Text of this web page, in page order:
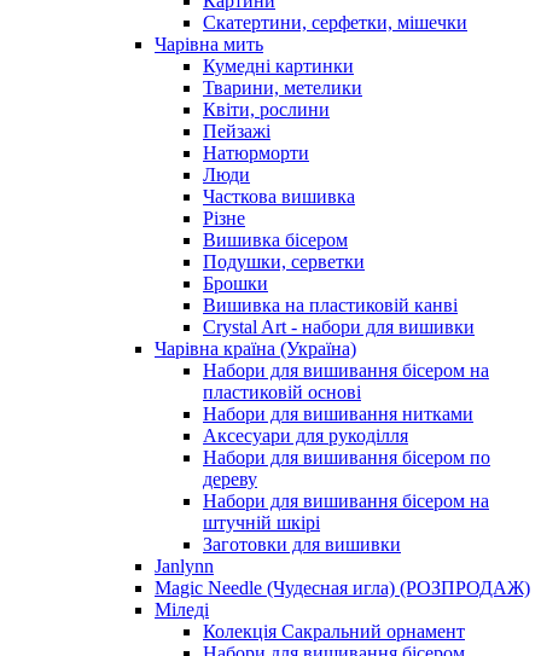
Скатертини, серфетки, мішечки
Чарiвна мить
Кумедні картинки
Тварини, метелики
Квіти, рослини
Пейзажі
Натюрморти
Люди
Часткова вишивка
Різне
Вишивка бісером
Подушки, серветки
Брошки
Вишивка на пластиковій канві
Crystal Art - набори для вишивки
Чарівна країна (Україна)
Набори для вишивання бісером на
пластиковій основі
Набори для вишивання нитками
Аксесуари для рукоділля
Набори для вишивання бісером по
дереву
Набори для вишивання бісером на
штучній шкірі
Заготовки для вишивки
Janlynn
Magic Needle (Чудесная игла) (РОЗПРОДАЖ)
Міледі
Колекція Сакральний орнамент